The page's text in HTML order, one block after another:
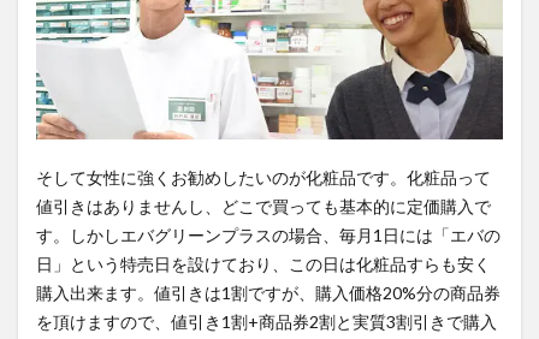
そして女性に強くお勧めしたいのが化粧品です。化粧品って
値引きはありませんし、どこで買っても基本的に定価購入で
す。しかしエバグリーンプラスの場合、毎月1日には「エバの
日」という特売日を設けており、この日は化粧品すらも安く
購入出来ます。値引きは1割ですが、購入価格20%分の商品券
を頂けますので、値引き1割+商品券2割と実質3割引きで購入